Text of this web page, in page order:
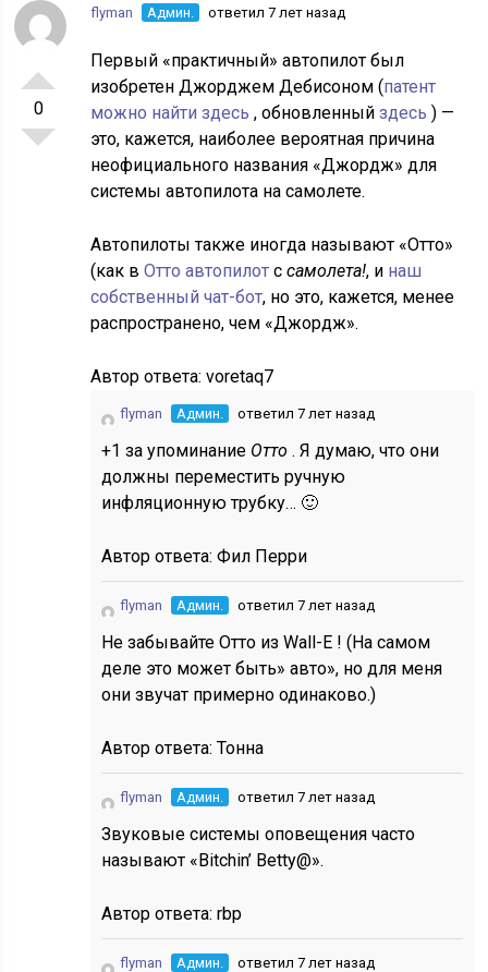
0
flyman Админ. ответил 7 лет назад
Первый «практичный» автопилот был
изобретен Джорджем Дебисоном (патент
можно найти здесь, обновленныйздесь) —
это, кажется, наиболее вероятная причина
неофициального названия «Джордж» для
системы автопилота на самолете.
Автопилоты также иногда называют «Отто»
(как вОтто автопилотссамолета!, и наш
собственный чат-бот, но это, кажется, менее
распространено, чем «Джордж».
Автор ответа:voretaq7
flyman Админ. ответил 7 лет назад
+1 за упоминание Отто. Я думаю, что они
должны переместить ручную
инфляционную трубку… 🙂
Автор ответа:Фил Перри
flyman Админ. ответил 7 лет назад
Не забывайте Отто из Wall-E ! (На самом
деле это может быть» авто», но для меня
они звучат примерно одинаково.)
Автор ответа:Тонна
flyman Админ. ответил 7 лет назад
Звуковые системы оповещения часто
называют «Bitchin’ Betty@».
Автор ответа:rbp
flyman Админ. ответил 7 лет назад